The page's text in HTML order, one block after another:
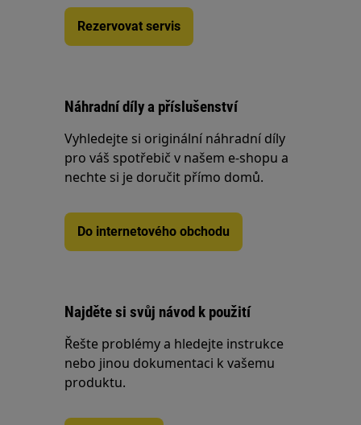
Rezervovat servis
Náhradní díly a příslušenství
Vyhledejte si originální náhradní díly
pro váš spotřebič v našem e-shopu a
nechte si je doručit přímo domů.
Do internetového obchodu
Najděte si svůj návod k použití
Řešte problémy a hledejte instrukce
nebo jinou dokumentaci k vašemu
produktu.